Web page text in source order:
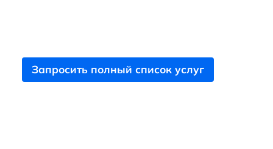
Запросить полный список услуг